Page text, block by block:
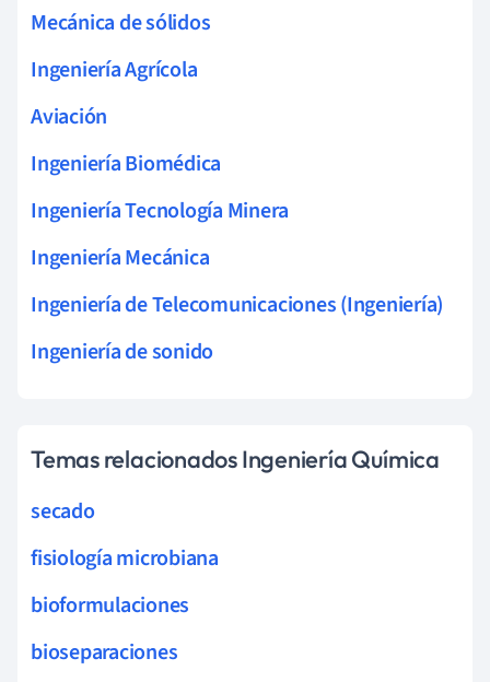
Mecánica de sólidos
Ingeniería Agrícola
Aviación
Ingeniería Biomédica
Ingeniería Tecnología Minera
Ingeniería Mecánica
Ingeniería de Telecomunicaciones (Ingeniería)
Ingeniería de sonido
Temas relacionados Ingeniería Química
secado
fisiología microbiana
bioformulaciones
bioseparaciones